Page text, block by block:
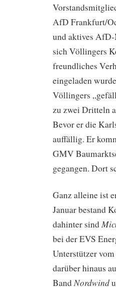
AfD Frankfurt/
und aktives
sich Völlingers
freundliches
eingeladen
Völlingers
zu zwei Dritteln
Bevor er die
auffällig. Er
GMV
gegangen. Dort
Ganz alleine ist
Januar bestand
dahinter sind
bei der EVS
Unterstützer vom
darüber hinaus
BandNordwind